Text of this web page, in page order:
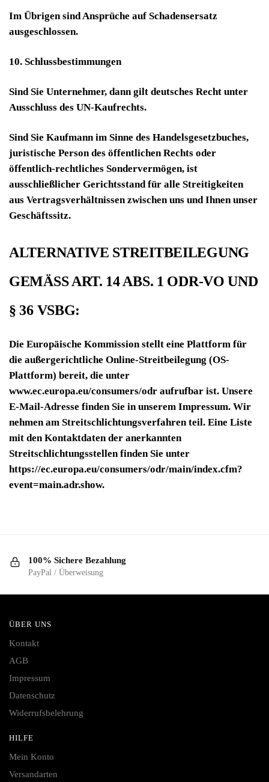
Im Übrigen sind Ansprüche auf Schadensersatz
ausgeschlossen.
10. Schlussbestimmungen
Sind Sie Unternehmer, dann gilt deutsches Recht unter
Ausschluss des UN-Kaufrechts.
Sind Sie Kaufmann im Sinne des Handelsgesetzbuches,
juristische Person des öffentlichen Rechts oder
öffentlich-rechtliches Sondervermögen, ist
ausschließlicher Gerichtsstand für alle Streitigkeiten
aus Vertragsverhältnissen zwischen uns und Ihnen unser
Geschäftssitz.
ALTERNATIVE STREITBEILEGUNG
GEMÄSS ART. 14 ABS. 1 ODR-VO UND §
36 VSBG:
Die Europäische Kommission stellt eine Plattform für
die außergerichtliche Online-Streitbeilegung (OS-
Plattform) bereit, die unter
www.ec.europa.eu/consumers/odr aufrufbar ist. Unsere
E-Mail-Adresse finden Sie in unserem Impressum. Wir
nehmen am Streitschlichtungsverfahren teil. Eine Liste
mit den Kontaktdaten der anerkannten
Streitschlichtungsstellen finden Sie unter
https://ec.europa.eu/consumers/odr/main/index.cfm?
event=main.adr.show.
100% Sichere Bezahlung
PayPal / Überweisung
ÜBER UNS
Kontakt
AGB
Impressum
Datenschutz
Widerrufsbelehrung
HILFE
Mein Konto
Versandarten